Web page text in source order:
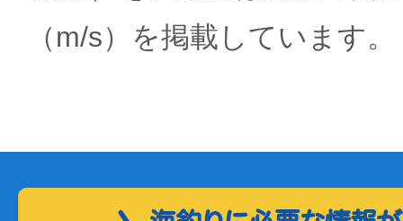
（m/s）を掲載しています。